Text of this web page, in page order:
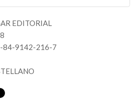
EDITORIAL
84-9142-216-7